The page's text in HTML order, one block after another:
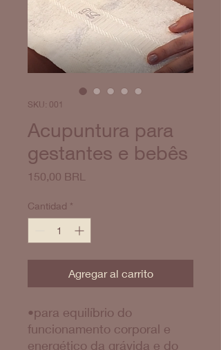
SKU: 001
Acupuntura para
gestantes e bebês
150,00 BRL
Cantidad *
Agregar al carrito
•para equilíbrio do
funcionamento corporal e
energético da grávida e do